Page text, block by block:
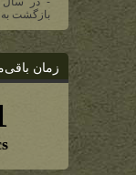
بازگشت به
زمان